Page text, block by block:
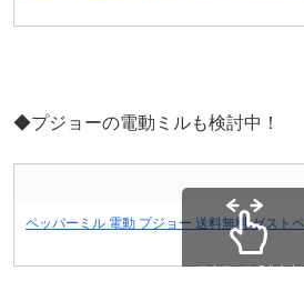
◆プジョーの電動ミルも検討中！
ペッパーミル 電動 プジョー 送料無料 ゼスト
スクロールできます